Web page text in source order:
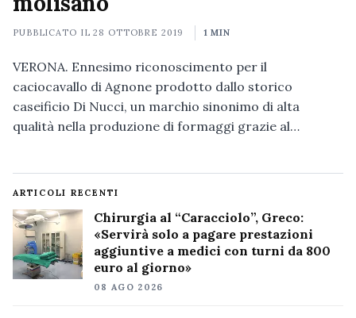
PUBBLICATO IL28 OTTOBRE 2019 1 MIN
VERONA. Ennesimo riconoscimento per il
caciocavallo di Agnone prodotto dallo storico
caseificio Di Nucci, un marchio sinonimo di alta
qualità nella produzione di formaggi grazie al…
ARTICOLI RECENTI
Chirurgia al “Caracciolo”, Greco:
«Servirà solo a pagare prestazioni
aggiuntive a medici con turni da 800
euro al giorno»
08 AGO 2026